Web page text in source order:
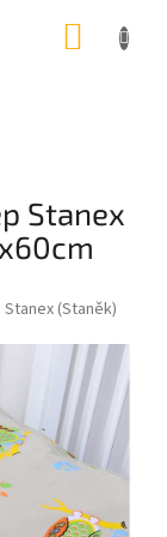
Stanex
Stanex (Staněk)